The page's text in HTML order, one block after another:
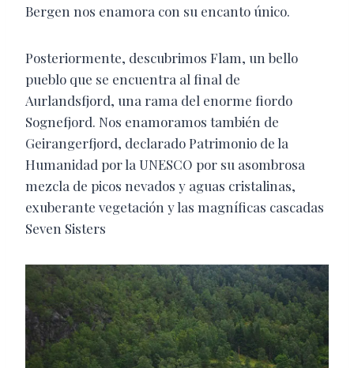
Bergen nos enamora con su encanto único.
Posteriormente, descubrimos Flam, un bello
pueblo que se encuentra al final de
Aurlandsfjord, una rama del enorme fiordo
Sognefjord. Nos enamoramos también de
Geirangerfjord, declarado Patrimonio de la
Humanidad por la UNESCO por su asombrosa
mezcla de picos nevados y aguas cristalinas,
exuberante vegetación y las magníficas cascadas
Seven Sisters